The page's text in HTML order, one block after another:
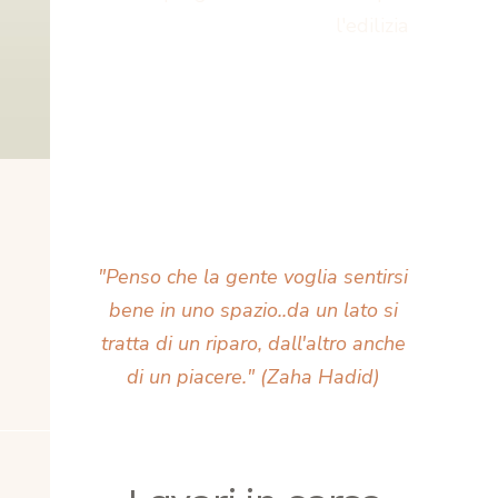
"Penso che la gente voglia sentirsi
bene in uno spazio..da un lato si
tratta di un riparo, dall'altro anche
di un piacere." (Zaha Hadid)